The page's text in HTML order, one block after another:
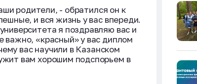
родители, - обратился он к
и вся жизнь у вас впереди.
я поздравляю вас и
«красный» у вас диплом
вас научили в Казанском
вам хорошим подспорьем в